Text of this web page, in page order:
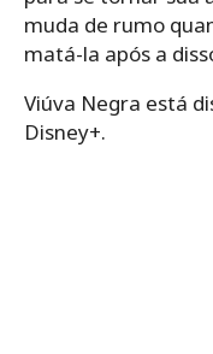
muda de rumo
matá-la após a
Viúva Negra está
Disney+.